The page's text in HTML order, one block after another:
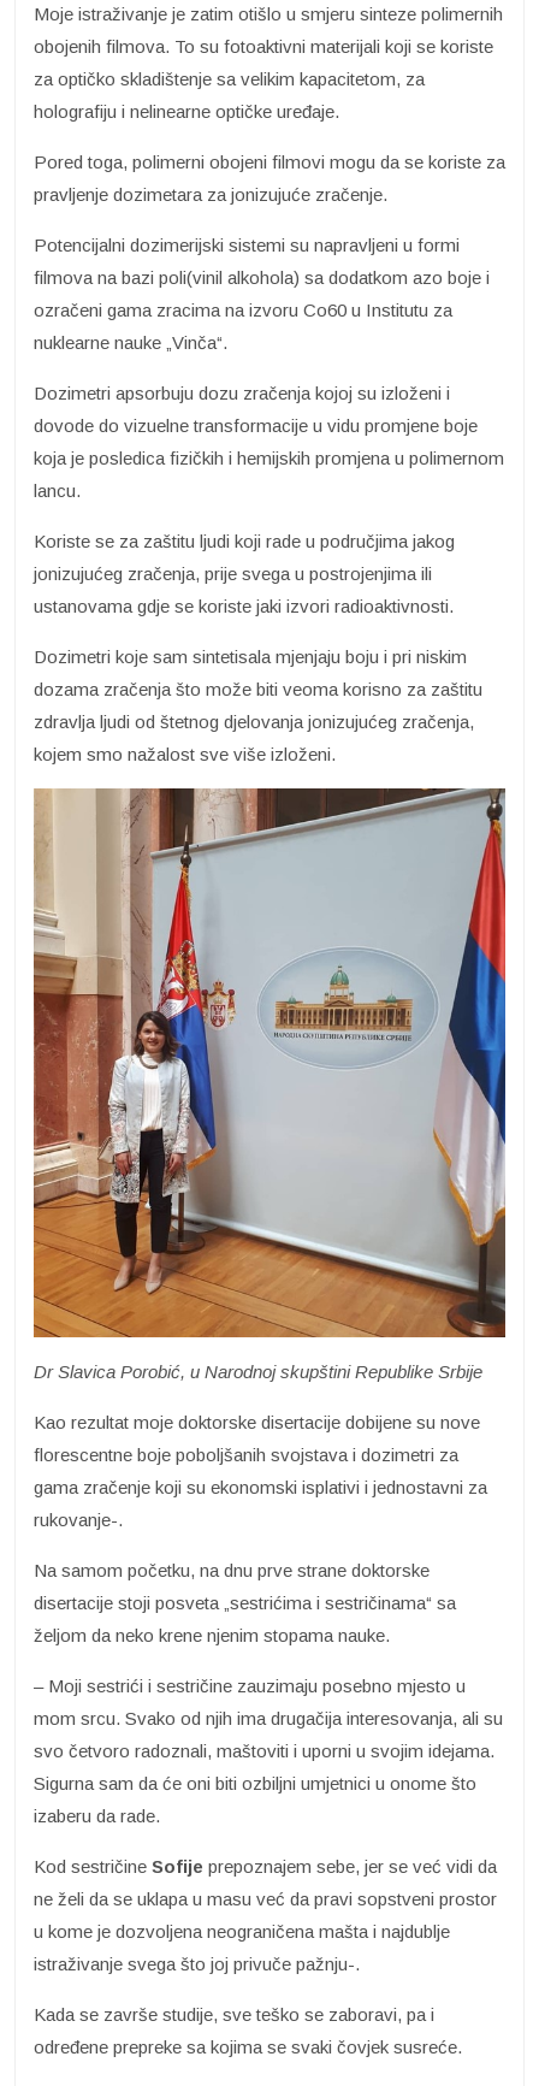
Moje istraživanje je zatim otišlo u smjeru sinteze polimernih
obojenih filmova. To su fotoaktivni materijali koji se koriste
za optičko skladištenje sa velikim kapacitetom, za
holografiju i nelinearne optičke uređaje.
Pored toga, polimerni obojeni filmovi mogu da se koriste za
pravljenje dozimetara za jonizujuće zračenje.
Potencijalni dozimerijski sistemi su napravljeni u formi
filmova na bazi poli(vinil alkohola) sa dodatkom azo boje i
ozračeni gama zracima na izvoru Co60 u Institutu za
nuklearne nauke „Vinča“.
Dozimetri apsorbuju dozu zračenja kojoj su izloženi i
dovode do vizuelne transformacije u vidu promjene boje
koja je posledica fizičkih i hemijskih promjena u polimernom
lancu.
Koriste se za zaštitu ljudi koji rade u područjima jakog
jonizujućeg zračenja, prije svega u postrojenjima ili
ustanovama gdje se koriste jaki izvori radioaktivnosti.
Dozimetri koje sam sintetisala mjenjaju boju i pri niskim
dozama zračenja što može biti veoma korisno za zaštitu
zdravlja ljudi od štetnog djelovanja jonizujućeg zračenja,
kojem smo nažalost sve više izloženi.
Dr Slavica Porobić, u Narodnoj skupštini Republike Srbije
Kao rezultat moje doktorske disertacije dobijene su nove
florescentne boje poboljšanih svojstava i dozimetri za
gama zračenje koji su ekonomski isplativi i jednostavni za
rukovanje-.
Na samom početku, na dnu prve strane doktorske
disertacije stoji posveta „sestrićima i sestričinama“ sa
željom da neko krene njenim stopama nauke.
– Moji sestrići i sestričine zauzimaju posebno mjesto u
mom srcu. Svako od njih ima drugačija interesovanja, ali su
svo četvoro radoznali, maštoviti i uporni u svojim idejama.
Sigurna sam da će oni biti ozbiljni umjetnici u onome što
izaberu da rade.
Kod sestričine Sofije prepoznajem sebe, jer se već vidi da
ne želi da se uklapa u masu već da pravi sopstveni prostor
u kome je dozvoljena neograničena mašta i najdublje
istraživanje svega što joj privuče pažnju-.
Kada se završe studije, sve teško se zaboravi, pa i
određene prepreke sa kojima se svaki čovjek susreće.